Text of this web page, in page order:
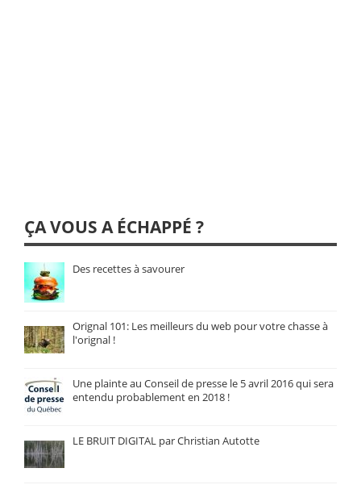
ÇA VOUS A ÉCHAPPÉ ?
Des recettes à savourer
Orignal 101: Les meilleurs du web pour votre chasse à
l'orignal !
Une plainte au Conseil de presse le 5 avril 2016 qui sera
entendu probablement en 2018 !
LE BRUIT DIGITAL par Christian Autotte